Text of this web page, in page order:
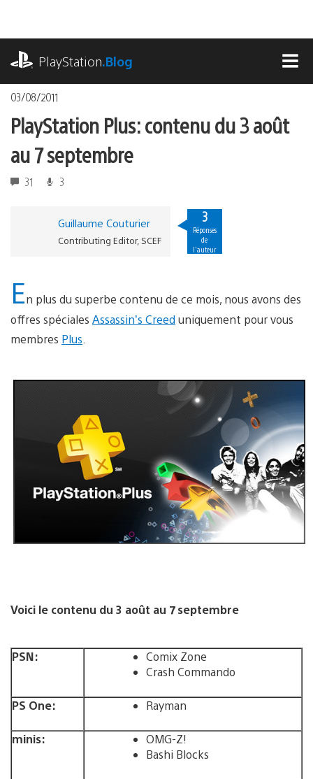
contenu
PlayStation.Blog
03/08/2011
PlayStation Plus: contenu du 3 août
au 7 septembre
31 3
Guillaume Couturier
Contributing Editor, SCEF
3
Réponses
de
l'auteur
En plus du superbe contenu de ce mois, nous avons des
offres spéciales Assassin’s Creed uniquement pour vous
membres Plus
Voici le contenu du 3 août au 7 septembre
PSN:
Comix Zone
Crash Commando
PS One: Rayman
minis:
OMG-Z!
Bashi Blocks